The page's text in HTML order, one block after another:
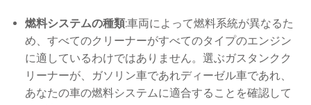
燃料システムの種類:車両によって燃料系統が異なるた
め、すべてのクリーナーがすべてのタイプのエンジン
に適しているわけではありません。選ぶガスタンクク
リーナーが、ガソリン車であれディーゼル車であれ、
あなたの車の燃料システムに適合することを確認して